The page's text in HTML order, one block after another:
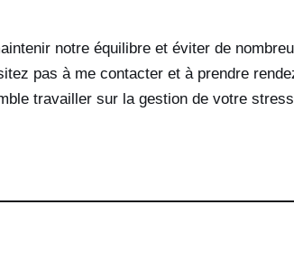
notre équilibre et éviter de
pas à me contacter et à prendre
travailler sur la gestion de votre